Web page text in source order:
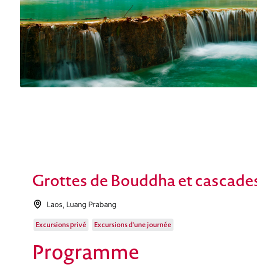
Grottes de Bouddha et
Laos ,Luang Prabang
Excursions privé Excursions d'une journée
Programme